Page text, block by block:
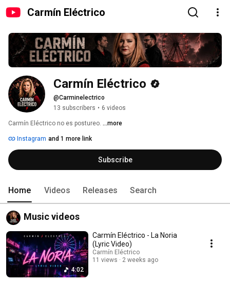
Carmín Eléctrico
Carmín Eléctrico
@Carminelectrico
13 subscribers • 6 videos
Carmín Eléctrico no es postureo. ...more
Instagram and 1 more link
Subscribe
Home Videos Releases Search
Music videos
4:02
Carmín Eléctrico - La Noria
(Lyric Video)
Carmín Eléctrico
11 views
2 weeks ago